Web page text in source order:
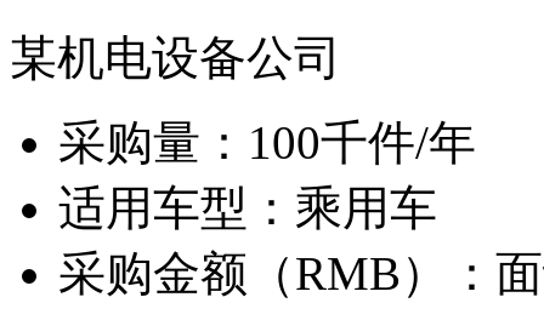
某机电设备公司
采购量： 100千件/年
适用车型： 乘用车
采购金额（RMB）：